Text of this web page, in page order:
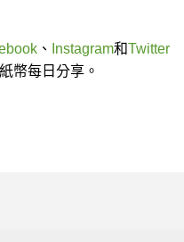
、 Instagram和Twitter
幣每日分享。